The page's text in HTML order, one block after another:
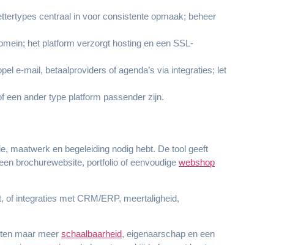
centraal in voor consistente opmaak; beheer
het platform verzorgt hosting en een SSL-
e-mail, betaalproviders of agenda’s via integraties; let
een ander type platform passender zijn.
maatwerk en begeleiding nodig hebt. De tool geeft
brochurewebsite, portfolio of eenvoudige webshop
integraties met CRM/ERP, meertaligheid,
maar meer schaalbaarheid, eigenaarschap en een